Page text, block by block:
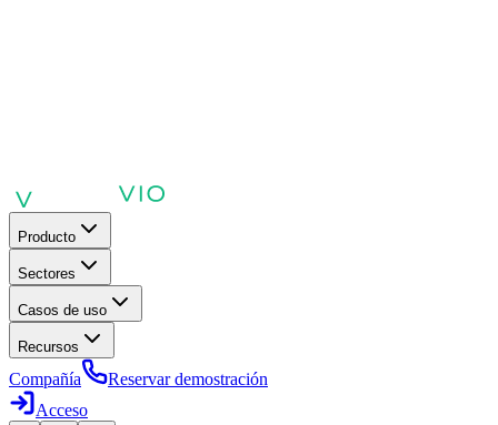
Producto
Sectores
Casos de uso
Recursos
Compañía
Reservar demostración
Acceso